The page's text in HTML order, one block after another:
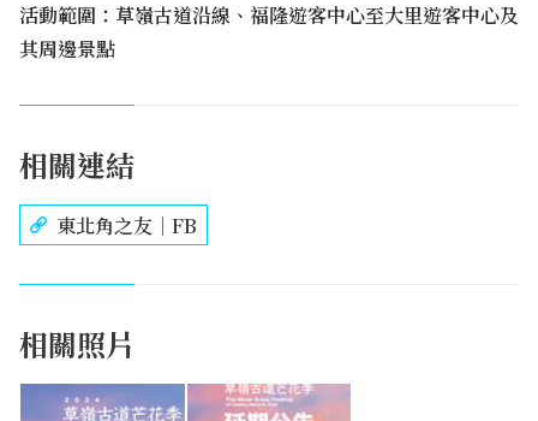
活動範圍：草嶺古道沿線、福隆遊客中心至大里遊客中心及
其周邊景點
相關連結
東北角之友｜FB
相關照片